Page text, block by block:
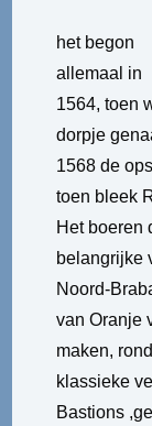
het begon
allemaal in
1564, toen
dorpje
1568 de
toen bleek
Het boeren
belangrijke
Noord-
van Oranje
maken,
klassieke
Bastions